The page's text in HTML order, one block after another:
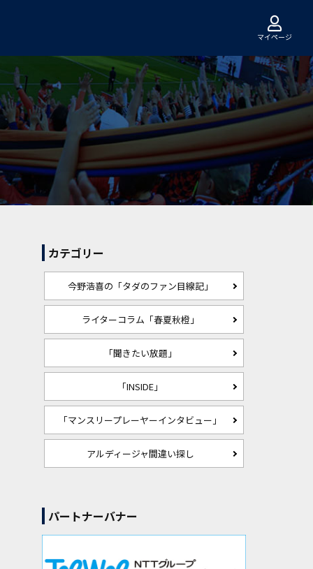
マイページ
カテゴリー
今野浩喜の「タダのファン目線記」
ライターコラム「春夏秋橙」
「聞きたい放題」
「INSIDE」
「マンスリープレーヤーインタビュー」
アルディージャ間違い探し
パートナーバナー